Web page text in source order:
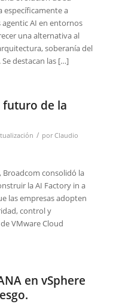
a
AI en entornos
una alternativa al
soberanía del
destacan las […]
futuro de la
/ porClaudio
Broadcom consolidó la
la AI Factory in a
las empresas adopten
control y
VMware Cloud
en vSphere